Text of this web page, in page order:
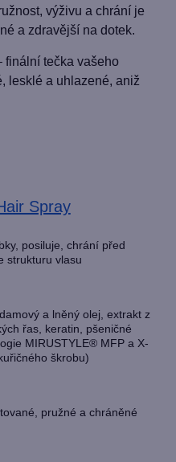
výživu a chrání je
a zdravější na dotek.
finální tečka vašeho
lesklé a uhlazené, aniž
Spray
posiluje, chrání před
strukturu vlasu
a lněný olej, extrakt z
řas, keratin, pšeničné
MIRUSTYLE® MFP a X-
škrobu)
pružné a chráněné